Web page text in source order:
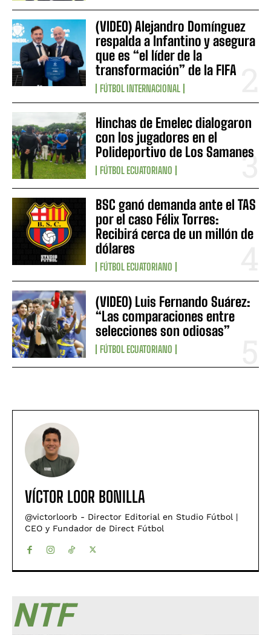
(VIDEO) Alejandro Domínguez
respalda a Infantino y asegura
que es “el líder de la
transformación” de la FIFA
FÚTBOL INTERNACIONAL
Hinchas de Emelec dialogaron
con los jugadores en el
Polideportivo de Los Samanes
FÚTBOL ECUATORIANO
BSC ganó demanda ante el TAS
por el caso Félix Torres:
Recibirá cerca de un millón de
dólares
FÚTBOL ECUATORIANO
(VIDEO) Luis Fernando Suárez:
“Las comparaciones entre
selecciones son odiosas”
FÚTBOL ECUATORIANO
VÍCTOR LOOR BONILLA
@victorloorb - Director Editorial en Studio Fútbol |
CEO y Fundador de Direct Fútbol
NTF